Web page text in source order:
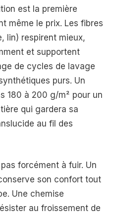
est la première
même le prix. Les fibres
lin) respirent mieux,
et supportent
de cycles de lavage
purs. Un
180 à 200 g/m² pour un
qui gardera sa
au fil des
forcément à fuir. Un
son confort tout
Une chemise
au froissement de